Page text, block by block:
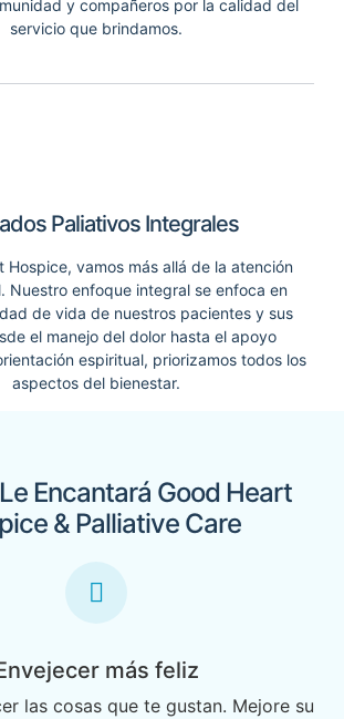
y compañeros por la calidad del
servicio que brindamos.
Paliativos Integrales
Hospice, vamos más allá de la atención
Nuestro enfoque integral se enfoca en
de vida de nuestros pacientes y sus
el manejo del dolor hasta el apoyo
espiritual, priorizamos todos los
aspectos del bienestar.
Encantará Good Heart
& Palliative Care
más feliz
las cosas que te gustan. Mejore su